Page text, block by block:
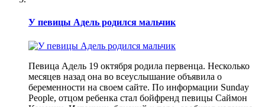
У певицы Адель родился мальчик
Певица Адель 19 октября родила первенца. Несколько
месяцев назад она во всеуслышание объявила о
беременности на своем сайте. По информации Sunday
People, отцом ребенка стал бойфренд певицы Саймон